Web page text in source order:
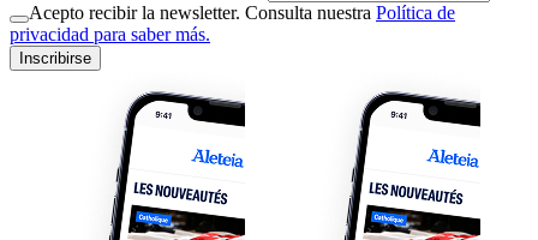
Acepto recibir la newsletter. Consulta nuestra Política de
privacidad para saber más.
Inscribirse